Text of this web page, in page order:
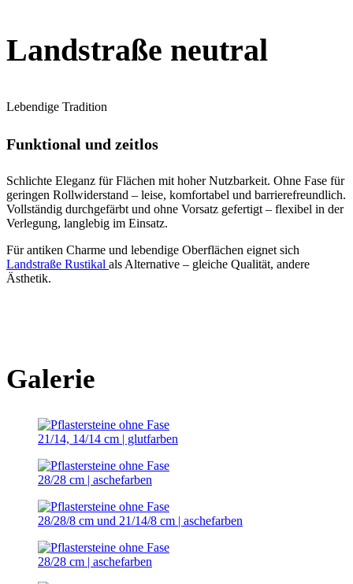
Landstraße neutral
Lebendige Tradition
Funktional und zeitlos
Schlichte Eleganz für Flächen mit hoher Nutzbarkeit. Ohne Fase für
geringen Rollwiderstand – leise, komfortabel und barrierefreundlich.
Vollständig durchgefärbt und ohne Vorsatz gefertigt – flexibel in der
Verlegung, langlebig im Einsatz.
Für antiken Charme und lebendige Oberflächen eignet sich
Landstraße Rustikal als Alternative – gleiche Qualität, andere
Ästhetik.
Galerie
21/14, 14/14 cm | glutfarben
28/28 cm | aschefarben
28/28/8 cm und 21/14/8 cm | aschefarben
28/28 cm | aschefarben